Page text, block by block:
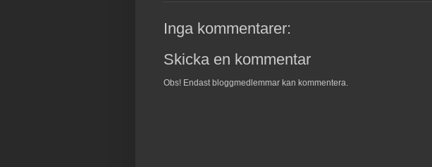
Inga kommentarer:
Skicka en kommentar
Obs! Endast bloggmedlemmar kan kommentera.